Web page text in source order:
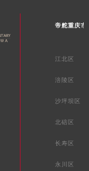
帝舵重庆市
江北区
涪陵区
沙坪坝区
北碚区
长寿区
永川区